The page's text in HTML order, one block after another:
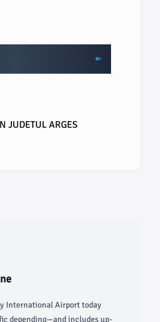
JUDETUL ARGES
International Airport today
depending—and includes up-